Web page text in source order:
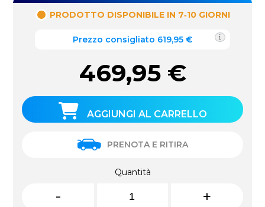
PRODOTTO DISPONIBILE IN 7‑10 GIORNI
Prezzo consigliato 619,95 €
469,95 €
AGGIUNGI AL CARRELLO
PRENOTA E RITIRA
Quantità
- +